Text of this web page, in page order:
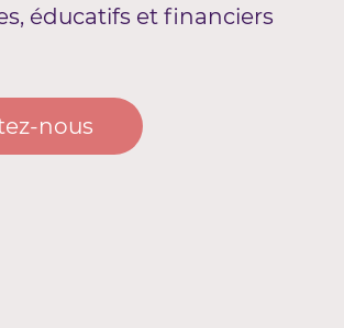
éducatifs et financiers
nous